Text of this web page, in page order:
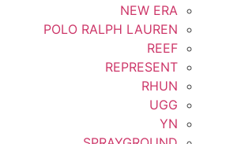
NEW ERA
POLO RALPH LAUREN
REEF
REPRESENT
RHUN
UGG
YN